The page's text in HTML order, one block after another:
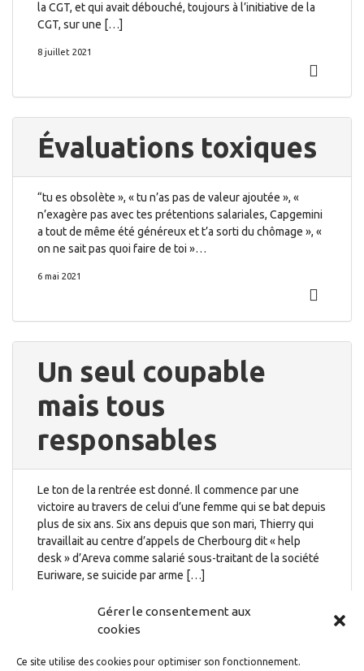
Gérer le consentement aux
cookies
Ce site utilise des cookies pour optimiser son fonctionnement.
la CGT, et qui avait débouché, toujours à l’initiative de la
CGT, sur une […]
8 juillet 2021
Évaluations toxiques
“tu es obsolète », « tu n’as pas de valeur ajoutée », «
n’exagère pas avec tes prétentions salariales, Capgemini
a tout de même été généreux et t’a sorti du chômage », «
on ne sait pas quoi faire de toi »…
6 mai 2021
Un seul coupable
mais tous
responsables
Le ton de la rentrée est donné. Il commence par une
victoire au travers de celui d’une femme qui se bat depuis
plus de six ans. Six ans depuis que son mari, Thierry qui
travaillait au centre d’appels de Cherbourg dit « help
desk » d’Areva comme salarié sous-traitant de la société
Euriware, se suicide par arme […]